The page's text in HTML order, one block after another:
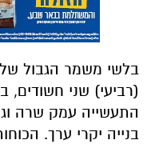
בלשי משמר הגבול
(רביעי) שני חשודים,
התעשייה עמק שרה
בנייה יקרי ערך.